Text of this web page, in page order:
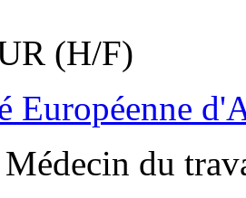
(H/F)
Européenne
du